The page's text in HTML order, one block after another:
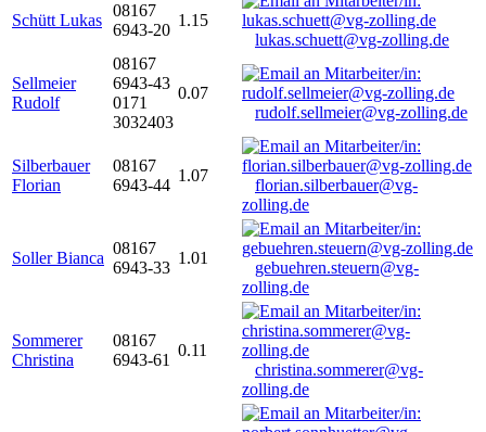
Schütt Lukas
08167
6943-20
1.15
lukas.schuett@vg-zolling.de
Sellmeier
Rudolf
08167
6943-43
0171
3032403
0.07
rudolf.sellmeier@vg-zolling.de
Silberbauer
Florian
08167
6943-44
1.07
florian.silberbauer@vg-
zolling.de
Soller Bianca
08167
6943-33
1.01
gebuehren.steuern@vg-
zolling.de
Sommerer
Christina
08167
6943-61
0.11
christina.sommerer@vg-
zolling.de